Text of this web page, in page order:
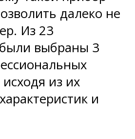
далеко не
Из 23
выбраны 3
из их
и